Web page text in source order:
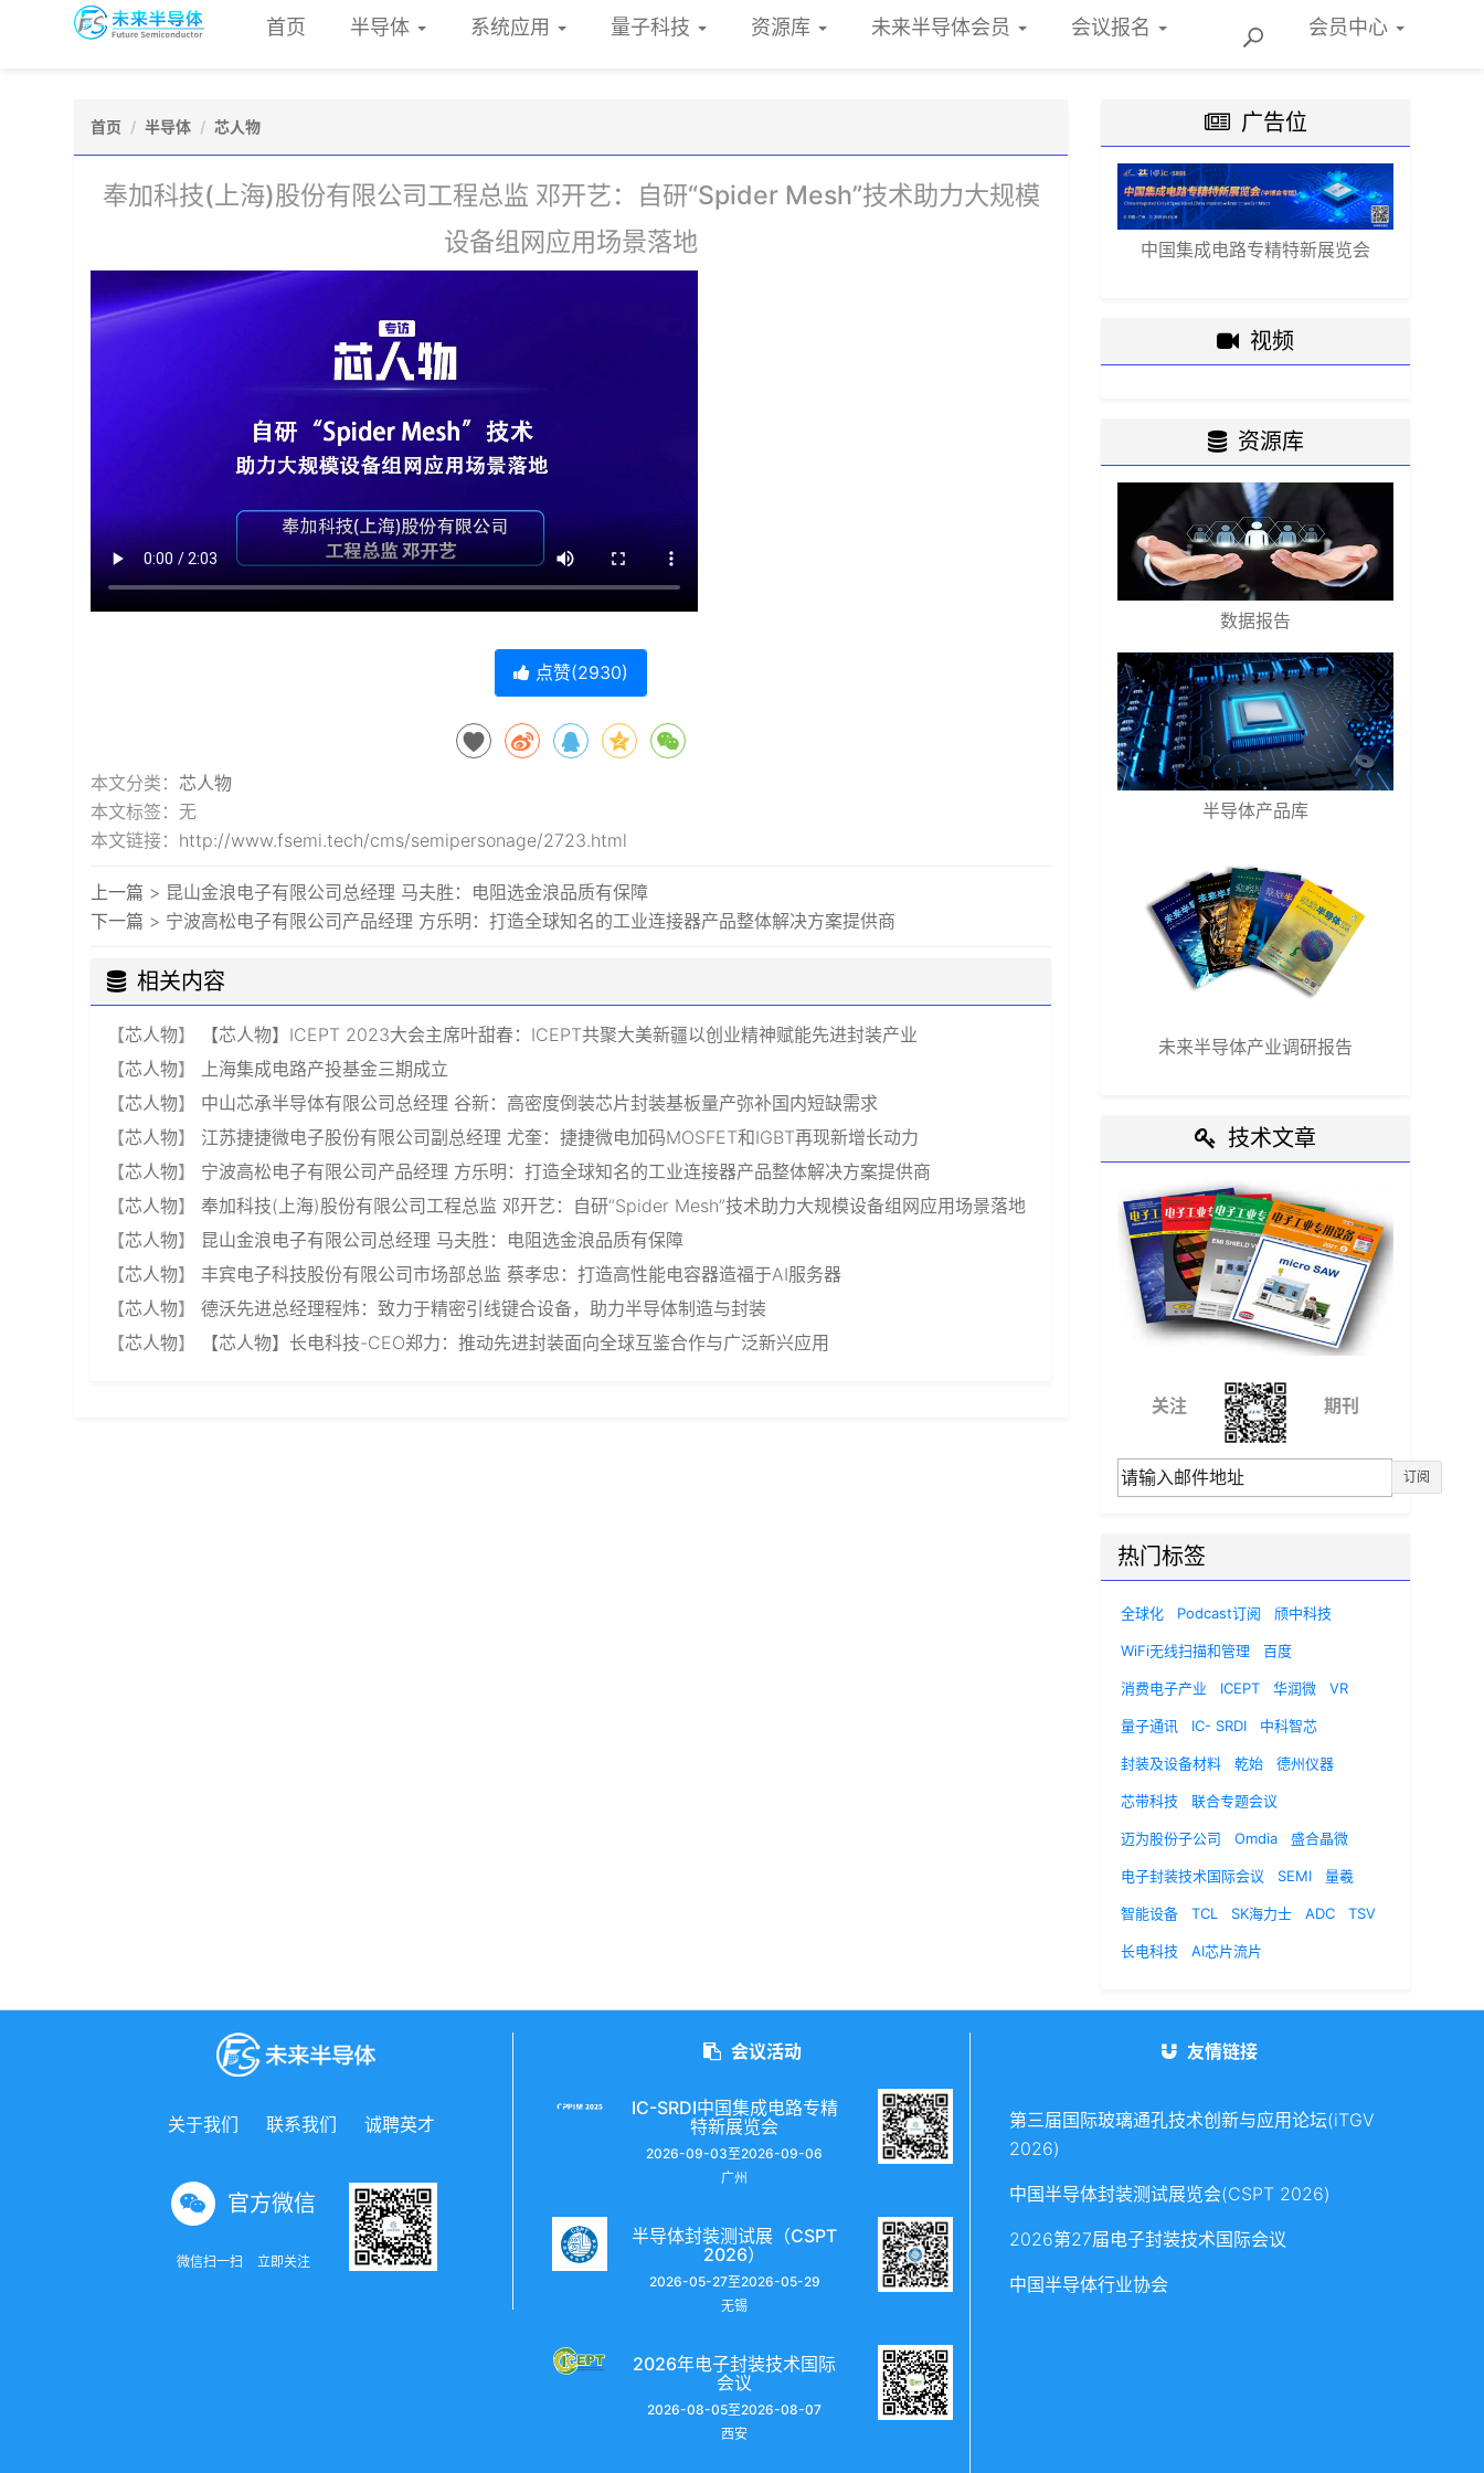
首页 半导体 系统应用 量子科技 资源库 未来半导体会员 会议报名 会员中心
首页 半导体 芯人物
奉加科技(上海)股份有限公司工程总监 邓开艺：自研“Spider Mesh”技术助力大规模
设备组网应用场景落地
点赞(2930)
本文分类： 芯人物
本文标签：无
本文链接： http://www.fsemi.tech/cms/semipersonage/2723.html
上一篇 > 昆山金浪电子有限公司总经理 马夫胜：电阻选金浪品质有保障
下一篇 > 宁波高松电子有限公司产品经理 方乐明：打造全球知名的工业连接器产品整体解决方案提供商
相关内容
【芯人物】
【芯人物】ICEPT 2023大会主席叶甜春：ICEPT共聚大美新疆以创业精神赋能先进封装产业
【芯人物】 上海集成电路产投基金三期成立
【芯人物】 中山芯承半导体有限公司总经理 谷新：高密度倒装芯片封装基板量产弥补国内短缺需求
【芯人物】 江苏捷捷微电子股份有限公司副总经理 尤奎：捷捷微电加码MOSFET和IGBT再现新增长动力
【芯人物】 宁波高松电子有限公司产品经理 方乐明：打造全球知名的工业连接器产品整体解决方案提供商
【芯人物】 奉加科技(上海)股份有限公司工程总监 邓开艺：自研“Spider Mesh”技术助力大规模设备组网应用场景落地
【芯人物】 昆山金浪电子有限公司总经理 马夫胜：电阻选金浪品质有保障
【芯人物】 丰宾电子科技股份有限公司市场部总监 蔡孝忠：打造高性能电容器造福于AI服务器
【芯人物】 德沃先进总经理程炜：致力于精密引线键合设备，助力半导体制造与封装
【芯人物】 【芯人物】长电科技-CEO郑力：推动先进封装面向全球互鉴合作与广泛新兴应用
广告位
中国集成电路专精特新展览会
视频
资源库
数据报告
半导体产品库
未来半导体产业调研报告
技术文章
关注 期刊
订阅
热门标签
全球化 Podcast订阅 颀中科技
WiFi无线扫描和管理 百度
消费电子产业 ICEPT 华润微 VR
量子通讯 IC- SRDI 中科智芯
封装及设备材料 乾始 德州仪器
芯带科技 联合专题会议
迈为股份子公司 Omdia 盛合晶微
电子封装技术国际会议 SEMI 量羲
智能设备 TCL SK海力士 ADC TSV
长电科技 AI芯片流片
关于我们 联系我们 诚聘英才
官方微信
微信扫一扫 立即关注
会议活动
IC-SRDI中国集成电路专精
特新展览会
2026-09-03至2026-09-06
广州
半导体封装测试展（CSPT
2026）
2026-05-27至2026-05-29
无锡
2026年电子封装技术国际
会议
2026-08-05至2026-08-07
西安
友情链接
第三届国际玻璃通孔技术创新与应用论坛(iTGV
2026)
中国半导体封装测试展览会(CSPT 2026)
2026第27届电子封装技术国际会议
中国半导体行业协会